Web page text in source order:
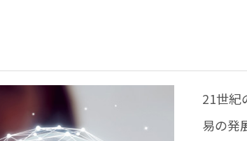
21世紀
易の発